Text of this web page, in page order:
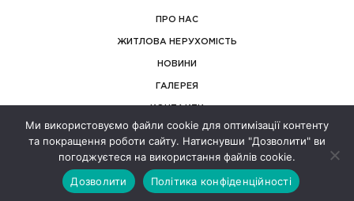
ПРО НАС
ЖИТЛОВА НЕРУХОМІСТЬ
НОВИНИ
ГАЛЕРЕЯ
© ТернопільБуд 2026
Створення сайтів REDSTONE
Ми використовуємо файли cookie для оптимізації контенту
та покращення роботи сайту. Натиснувши "Дозволити" ви
погоджуєтеся на використання файлів cookie.
Дозволити
Політика конфіденційності